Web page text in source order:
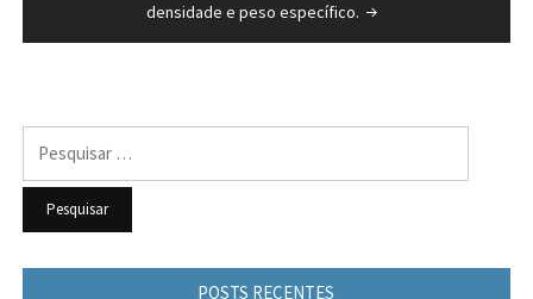
densidade e peso específico.
POSTS RECENTES